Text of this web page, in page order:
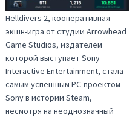
Helldivers 2, кооперативная
экшн-игра от студии Arrowhead
Game Studios, издателем
которой выступает Sony
Interactive Entertainment, стала
самым успешным PC-проектом
Sony в истории Steam,
несмотря на неоднозначный